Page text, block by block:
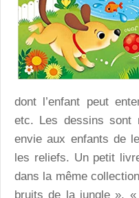
dont l’enfant peut
etc. Les dessins sont
envie aux enfants de
les reliefs. Un petit
dans la même
bruits de la jungle »,